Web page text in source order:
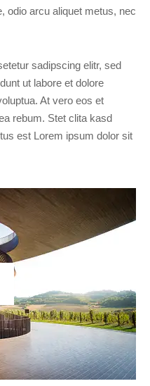
odio arcu aliquet metus, nec
sadipscing elitr, sed
ut labore et dolore
At vero eos et
rebum. Stet clita kasd
est Lorem ipsum dolor sit